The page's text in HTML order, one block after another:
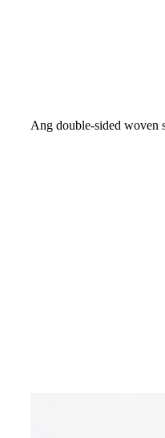
Ang double-sided woven